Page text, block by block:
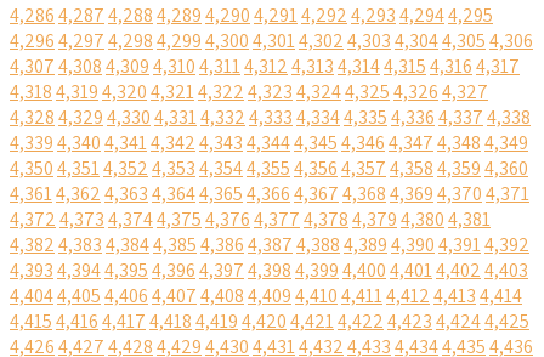
4,2864,2874,2884,2894,2904,2914,2924,2934,2944,295
4,2964,2974,2984,2994,3004,3014,3024,3034,3044,3054,306
4,3074,3084,3094,3104,3114,3124,3134,3144,3154,3164,317
4,3184,3194,3204,3214,3224,3234,3244,3254,3264,327
4,3284,3294,3304,3314,3324,3334,3344,3354,3364,3374,338
4,3394,3404,3414,3424,3434,3444,3454,3464,3474,3484,349
4,3504,3514,3524,3534,3544,3554,3564,3574,3584,3594,360
4,3614,3624,3634,3644,3654,3664,3674,3684,3694,3704,371
4,3724,3734,3744,3754,3764,3774,3784,3794,3804,381
4,3824,3834,3844,3854,3864,3874,3884,3894,3904,3914,392
4,3934,3944,3954,3964,3974,3984,3994,4004,4014,4024,403
4,4044,4054,4064,4074,4084,4094,4104,4114,4124,4134,414
4,4154,4164,4174,4184,4194,4204,4214,4224,4234,4244,425
4,4264,4274,4284,4294,4304,4314,4324,4334,4344,4354,436